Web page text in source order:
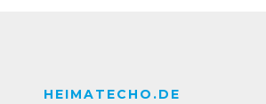
HEIMATECHO.DE